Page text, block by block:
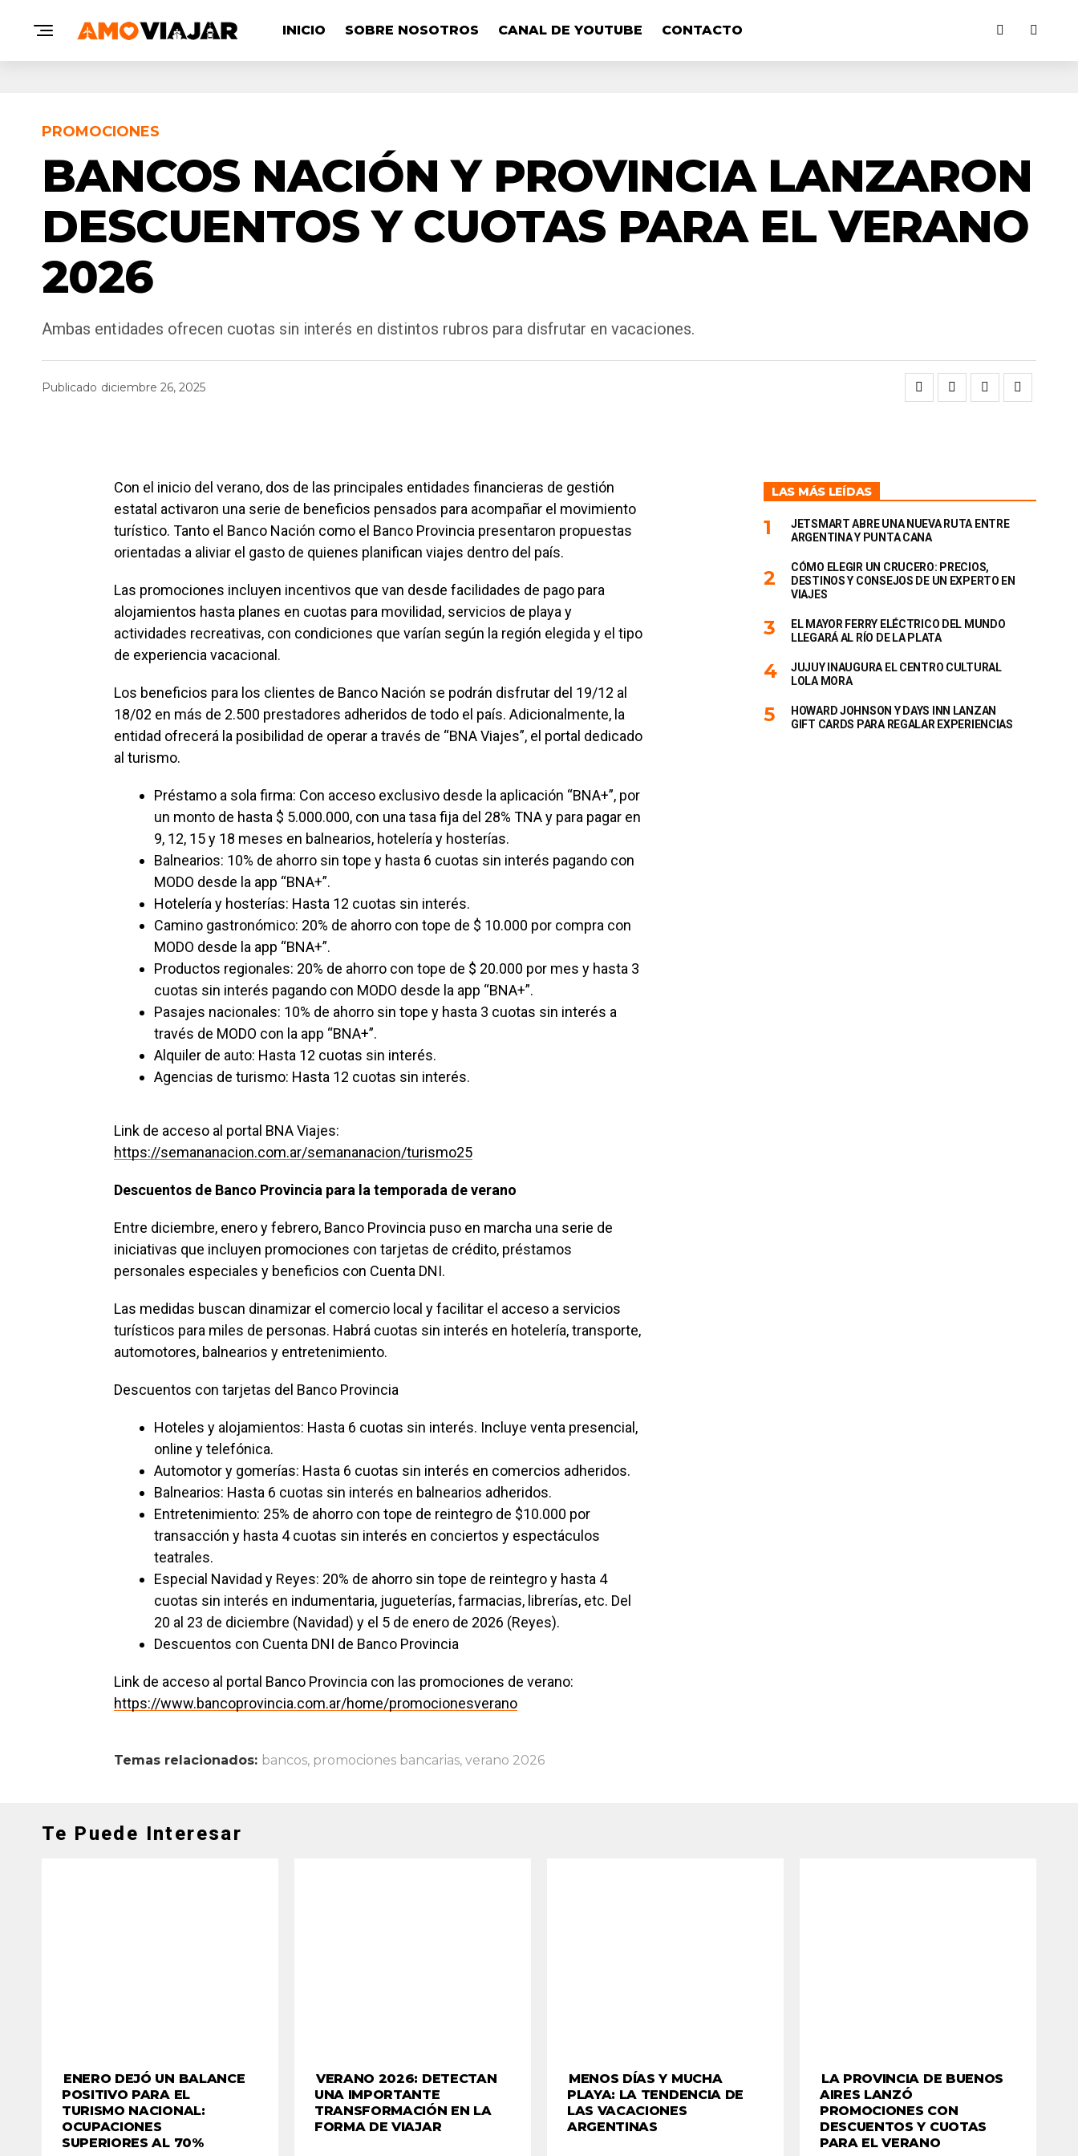
INICIO SOBRE NOSOTROS CANAL DE YOUTUBE CONTACTO
PROMOCIONES
BANCOS NACIÓN Y PROVINCIA LANZARON
DESCUENTOS Y CUOTAS PARA EL VERANO
2026
Ambas entidades ofrecen cuotas sin interés en distintos rubros para disfrutar en vacaciones.
Publicado diciembre 26, 2025
Con el inicio del verano, dos de las principales entidades financieras de gestión
estatal activaron una serie de beneficios pensados para acompañar el movimiento
turístico. Tanto el Banco Nación como el Banco Provincia presentaron propuestas
orientadas a aliviar el gasto de quienes planifican viajes dentro del país.
Las promociones incluyen incentivos que van desde facilidades de pago para
alojamientos hasta planes en cuotas para movilidad, servicios de playa y
actividades recreativas, con condiciones que varían según la región elegida y el tipo
de experiencia vacacional.
Los beneficios para los clientes de Banco Nación se podrán disfrutar del 19/12 al
18/02 en más de 2.500 prestadores adheridos de todo el país. Adicionalmente, la
entidad ofrecerá la posibilidad de operar a través de “BNA Viajes”, el portal dedicado
al turismo.
Préstamo a sola firma: Con acceso exclusivo desde la aplicación “BNA+”, por
un monto de hasta $ 5.000.000, con una tasa fija del 28% TNA y para pagar en
9, 12, 15 y 18 meses en balnearios, hotelería y hosterías.
Balnearios: 10% de ahorro sin tope y hasta 6 cuotas sin interés pagando con
MODO desde la app “BNA+”.
Hotelería y hosterías: Hasta 12 cuotas sin interés.
Camino gastronómico: 20% de ahorro con tope de $ 10.000 por compra con
MODO desde la app “BNA+”.
Productos regionales: 20% de ahorro con tope de $ 20.000 por mes y hasta 3
cuotas sin interés pagando con MODO desde la app “BNA+”.
Pasajes nacionales: 10% de ahorro sin tope y hasta 3 cuotas sin interés a
través de MODO con la app “BNA+”.
Alquiler de auto: Hasta 12 cuotas sin interés.
Agencias de turismo: Hasta 12 cuotas sin interés.
Link de acceso al portal BNA Viajes:
https://semananacion.com.ar/semananacion/turismo25
Descuentos de Banco Provincia para la temporada de verano
Entre diciembre, enero y febrero, Banco Provincia puso en marcha una serie de
iniciativas que incluyen promociones con tarjetas de crédito, préstamos
personales especiales y beneficios con Cuenta DNI.
Las medidas buscan dinamizar el comercio local y facilitar el acceso a servicios
turísticos para miles de personas. Habrá cuotas sin interés en hotelería, transporte,
automotores, balnearios y entretenimiento.
Descuentos con tarjetas del Banco Provincia
Hoteles y alojamientos: Hasta 6 cuotas sin interés. Incluye venta presencial,
online y telefónica.
Automotor y gomerías: Hasta 6 cuotas sin interés en comercios adheridos.
Balnearios: Hasta 6 cuotas sin interés en balnearios adheridos.
Entretenimiento: 25% de ahorro con tope de reintegro de $10.000 por
transacción y hasta 4 cuotas sin interés en conciertos y espectáculos
teatrales.
Especial Navidad y Reyes: 20% de ahorro sin tope de reintegro y hasta 4
cuotas sin interés en indumentaria, jugueterías, farmacias, librerías, etc. Del
20 al 23 de diciembre (Navidad) y el 5 de enero de 2026 (Reyes).
Descuentos con Cuenta DNI de Banco Provincia
Link de acceso al portal Banco Provincia con las promociones de verano:
https://www.bancoprovincia.com.ar/home/promocionesverano
Temas relacionados: bancos, promociones bancarias, verano 2026
LAS MÁS LEÍDAS
JETSMART ABRE UNA NUEVA RUTA ENTRE
ARGENTINA Y PUNTA CANA
CÓMO ELEGIR UN CRUCERO: PRECIOS,
DESTINOS Y CONSEJOS DE UN EXPERTO EN
VIAJES
EL MAYOR FERRY ELÉCTRICO DEL MUNDO
LLEGARÁ AL RÍO DE LA PLATA
JUJUY INAUGURA EL CENTRO CULTURAL
LOLA MORA
HOWARD JOHNSON Y DAYS INN LANZAN
GIFT CARDS PARA REGALAR EXPERIENCIAS
Te Puede Interesar
ENERO DEJÓ UN BALANCE
POSITIVO PARA EL
TURISMO NACIONAL:
OCUPACIONES
SUPERIORES AL 70%
VERANO 2026: DETECTAN
UNA IMPORTANTE
TRANSFORMACIÓN EN LA
FORMA DE VIAJAR
MENOS DÍAS Y MUCHA
PLAYA: LA TENDENCIA DE
LAS VACACIONES
ARGENTINAS
LA PROVINCIA DE BUENOS
AIRES LANZÓ
PROMOCIONES CON
DESCUENTOS Y CUOTAS
PARA EL VERANO